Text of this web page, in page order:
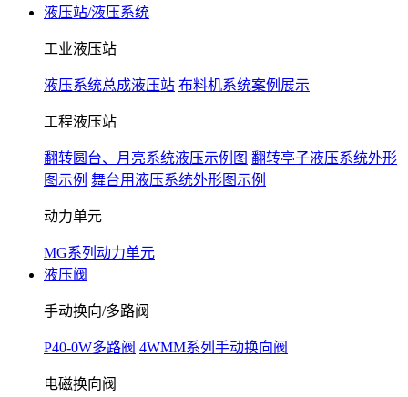
液压站/液压系统
工业液压站
液压系统总成液压站 布料机系统案例展示
工程液压站
翻转圆台、月亮系统液压示例图 翻转亭子液压系统外形
图示例 舞台用液压系统外形图示例
动力单元
MG系列动力单元
液压阀
手动换向/多路阀
P40-0W多路阀 4WMM系列手动换向阀
电磁换向阀